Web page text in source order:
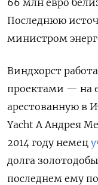
Последнюю
министром
Виндхорст
проектами — на
арестованную в
Yacht A Андрея
2014 году немец
долга
последнем ему